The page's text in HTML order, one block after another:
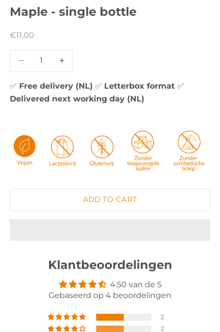
Maple - single bottle
Sale price
€11,00
Decrease quantity
✅ Free delivery (NL) ✅ Letterbox format ✅
Delivered next working day (NL)
ADD TO CART
Klantbeoordelingen
4.50 van de 5
Gebaseerd op 4 beoordelingen
2
2